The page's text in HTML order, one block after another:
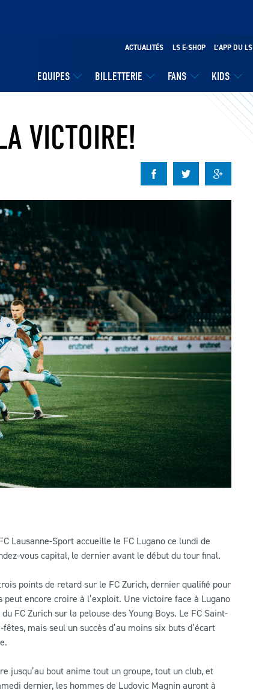
EQUIPES BILLETTERIE FANS KIDS
ACTUALITÉS LS E-SHOP L’APP DU LS
VICTOIRE!
Lausanne-Sport accueille le FC Lugano ce lundi de
vous capital, le dernier avant le début du tour final.
points de retard sur le FC Zurich, dernier qualifié pour
peut encore croire à l’exploit. Une victoire face à Lugano
FC Zurich sur la pelouse des Young Boys. Le FC Saint-
mais seul un succès d’au moins six buts d’écart
jusqu’au bout anime tout un groupe, tout un club, et
dernier, les hommes de Ludovic Magnin auront à